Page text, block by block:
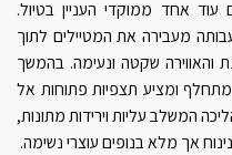
עוד אחד ממוקדי העניין בטיול.
מעבירה את המטיילים לתוך
והאווירה שקטה ונעימה. בהמשך
ומציע תצפיות פתוחות אל
המשלב עליות וירידות מתונות,
אך מלא בנופים עוצרי נשימה.